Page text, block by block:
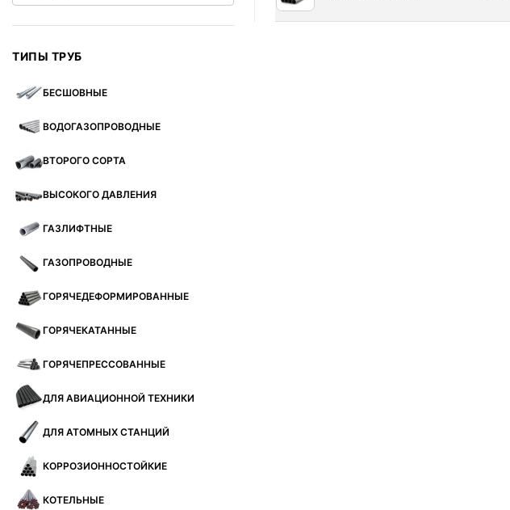
ТИПЫ ТРУБ
БЕСШОВНЫЕ
ВОДОГАЗОПРОВОДНЫЕ
ВТОРОГО СОРТА
ВЫСОКОГО ДАВЛЕНИЯ
ГАЗЛИФТНЫЕ
ГАЗОПРОВОДНЫЕ
ГОРЯЧЕДЕФОРМИРОВАННЫЕ
ГОРЯЧЕКАТАННЫЕ
ГОРЯЧЕПРЕССОВАННЫЕ
ДЛЯ АВИАЦИОННОЙ ТЕХНИКИ
ДЛЯ АТОМНЫХ СТАНЦИЙ
КОРРОЗИОННОСТОЙКИЕ
КОТЕЛЬНЫЕ